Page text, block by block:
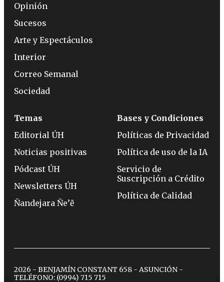
Opinión
Sucesos
Arte y Espectáculos
Interior
Correo Semanal
Sociedad
Temas
Editorial ÚH
Noticias positivas
Pódcast ÚH
Newsletters ÚH
Ñandejara Ñe’ẽ
Bases y Condiciones
Políticas de Privacidad
Política de uso de la IA
Servicio de
Suscripción a Crédito
Política de Calidad
2026 - BENJAMÍN CONSTANT 658 - ASUNCIÓN -
TELÉFONO: (0994) 715 715